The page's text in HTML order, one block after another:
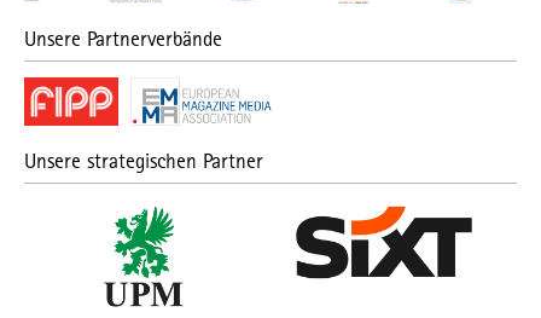
Unsere Partnerverbände
Unsere strategischen Partner